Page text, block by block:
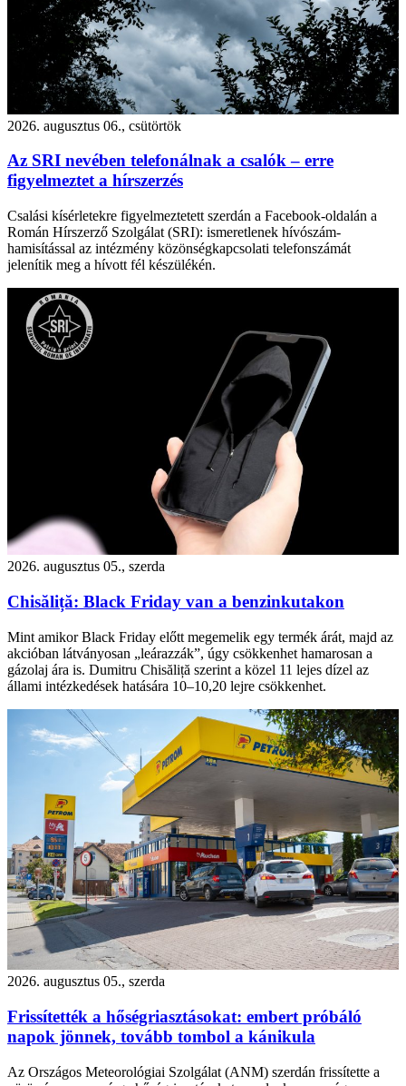
2026. augusztus 06., csütörtök
Az SRI nevében telefonálnak a csalók – erre
figyelmeztet a hírszerzés
Csalási kísérletekre figyelmeztetett szerdán a Facebook-oldalán a
Román Hírszerző Szolgálat (SRI): ismeretlenek hívószám-
hamisítással az intézmény közönségkapcsolati telefonszámát
jelenítik meg a hívott fél készülékén.
2026. augusztus 05., szerda
Chisăliță: Black Friday van a benzinkutakon
Mint amikor Black Friday előtt megemelik egy termék árát, majd az
akcióban látványosan „leárazzák”, úgy csökkenhet hamarosan a
gázolaj ára is. Dumitru Chisăliță szerint a közel 11 lejes dízel az
állami intézkedések hatására 10–10,20 lejre csökkenhet.
2026. augusztus 05., szerda
Frissítették a hőségriasztásokat: embert próbáló
napok jönnek, tovább tombol a kánikula
Az Országos Meteorológiai Szolgálat (ANM) szerdán frissítette a